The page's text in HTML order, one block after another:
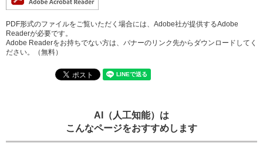
PDF形式のファイルをご覧いただく場合には、Adobe社が提供するAdobe
Readerが必要です。
Adobe Readerをお持ちでない方は、バナーのリンク先からダウンロードしてく
ださい。（無料）
AI（人工知能）は
こんなページをおすすめします